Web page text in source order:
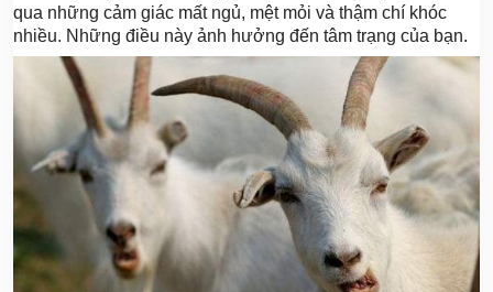
qua những cảm giác mất ngủ, mệt mỏi và thậm chí khóc
nhiều. Những điều này ảnh hưởng đến tâm trạng của bạn.